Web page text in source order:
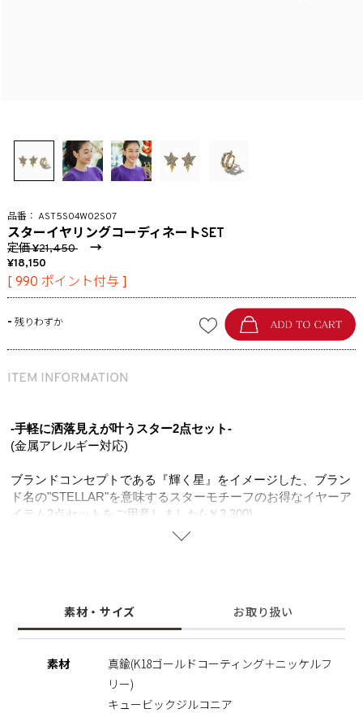
AST5S04W02S07
スターイヤリングコーディネートSET
定価 21,450→
18,150
[ 990 ポイント付与 ]
- 残りわずか
-手軽に洒落見えが叶うスター2点セット-
(金属アレルギー対応)
ブランドコンセプトである『輝く星』をイメージした、ブラン
ド名の"STELLAR"を意味するスターモチーフのお得なイヤーア
イテム2点セットをご用意しました(-￥3,300)
細かく並べたパヴェジルコニアが高級感漂い、華奢なサイズと
まで、コーデを選ばず大活躍。1つでも存在感があり、レイヤ
ードでご使用いただくと周りの目を惹くコーデが完成します。
ーを使用し肌にやさしく、大切な人へのギフトとしてもオスス
素材・サイズ お取り扱い
素材
真鍮(K18ゴールドコーティング＋ニッケルフ
リー)
キュービックジルコニア